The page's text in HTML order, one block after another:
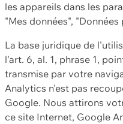
les appareils dans les
"Mes données", "Données
La base juridique de
l'art. 6, al. 1, phrase 1,
transmise par votre
Analytics n'est pas
Google. Nous attirons
ce site Internet, Google